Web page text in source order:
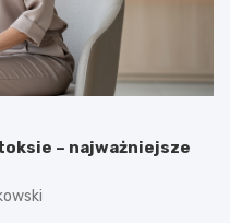
– najważniejsze